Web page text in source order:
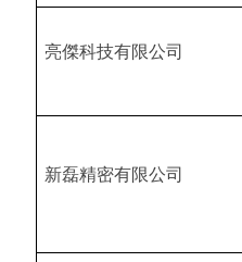
亮傑科技有限公司
新磊精密有限公司